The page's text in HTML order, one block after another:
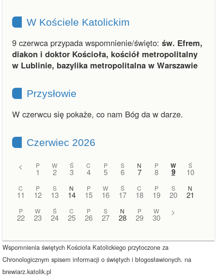
W Kościele Katolickim
9 czerwca przypada wspomnienie/święto: św. Efrem,
diakon i doktor Kościoła, kościół metropolitalny
w Lublinie, bazylika metropolitalna w Warszawie
Przysłowie
W czerwcu się pokaże, co nam Bóg da w darze.
Czerwiec 2026
< P
1
W
2
Ś
3
C
4
P
5
S
6
N
7
P
8
W
9
Ś
10
C
11
P
12
S
13
N
14
P
15
W
16
Ś
17
C
18
P
19
S
20
N
21
P
22
W
23
Ś
24
C
25
P
26
S
27
N
28
P
29
W
30
>
Wspomnienia świętych Kościoła Katolickiego przytoczone za
Chronologicznym spisem informacji o świętych i błogosławionych. na
brewiarz.katolik.pl